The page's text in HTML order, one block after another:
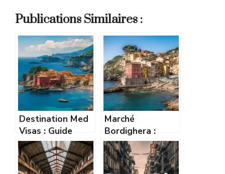
Publications Similaires :
Destination Med
Visas : Guide
complet pour
obtenir votre visa
simplement
Marché
Bordighera :
guide complet
pour profiter du
marché italien